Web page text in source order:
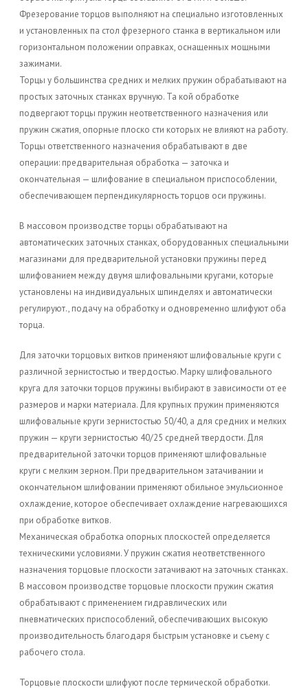
Фрезерование торцов выполняют на специально изготовленных
и установленных па стол фрезерного станка в вертикальном или
горизонтальном положении оправках, оснащенных мощными
зажимами.
Торцы у большинства средних и мелких пружин обрабатывают на
простых заточных станках вручную. Та кой обработке
подвергают торцы пружин неответственного назначения или
пружин сжатия, опорные плоско сти которых не влияют на работу.
Торцы ответственного назначения обрабатывают в две
операции: предварительная обработка — заточка и
окончательная — шлифование в специальном приспособлении,
обеспечивающем перпендикулярность торцов оси пружины.
В массовом производстве торцы обрабатывают на
автоматических заточных станках, оборудованных специальными
магазинами для предварительной установки пружины перед
шлифованием между двумя шлифовальными кругами, которые
установлены на индивидуальных шпинделях и автоматически
регулируют., подачу на обработку и одновременно шлифуют оба
торца.
Для заточки торцовых витков применяют шлифовальные круги с
различной зернистостью и твердостью. Марку шлифовального
круга для заточки торцов пружины выбирают в зависимости от ее
размеров и марки материала. Для крупных пружин применяются
шлифовальные круги зернистостью 50/40, а для средних и мелких
пружин — круги зернистостью 40/25 средней твердости. Для
предварительной заточки торцов применяют шлифовальные
круги с мелким зерном. При предварительном затачивании и
окончательном шлифовании применяют обильное эмульсионное
охлаждение, которое обеспечивает охлаждение нагревающихся
при обработке витков.
Механическая обработка опорных плоскостей определяется
техническими условиями. У пружин сжатия неответственного
назначения торцовые плоскости затачивают на заточных станках.
В массовом производстве торцовые плоскости пружин сжатия
обрабатывают с применением гидравлических или
пневматических приспособлений, обеспечивающих высокую
производительность благодаря быстрым установке и съему с
рабочего стола.
Торцовые плоскости шлифуют после термической обработки.